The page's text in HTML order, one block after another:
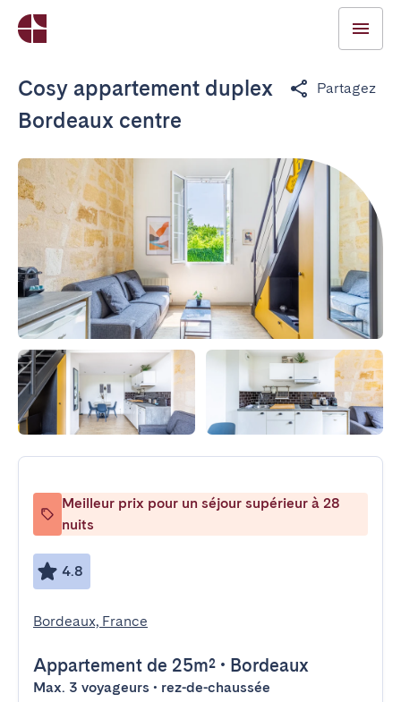
Cosy appartement duplex
Bordeaux centre
Partagez
Meilleur prix pour un séjour supérieur à 28
nuits
4.8
Bordeaux, France
Appartement de 25m² • Bordeaux
Max. 3 voyageurs • rez-de-chaussée